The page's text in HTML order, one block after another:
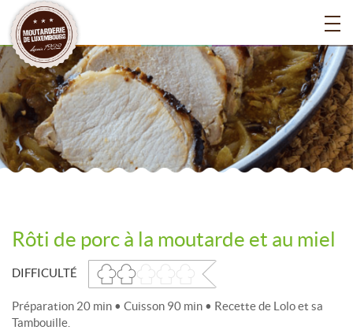
Rôti de porc à la moutarde et au miel
DIFFICULTÉ
Préparation 20 min • Cuisson 90 min • Recette de Lolo et sa
Tambouille.